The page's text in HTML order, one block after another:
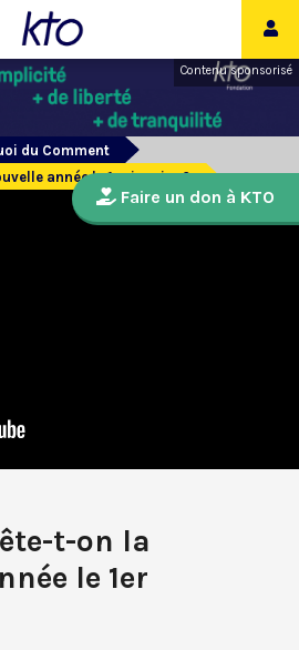
Contenu sponsorisé
du Comment
année le 1er janvier ?
t-on la
le 1er
Faire un don à KTO